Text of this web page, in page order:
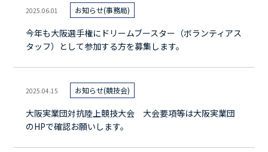
2025.06.01 お知らせ(事務局)
今年も大阪選手権にドリームブースター（ボランティアス
タッフ）として参加する方を募集します。
2025.04.15 お知らせ(競技会)
大阪実業団対抗陸上競技大会 大会要項等は大阪実業団
のHPで確認お願いします。